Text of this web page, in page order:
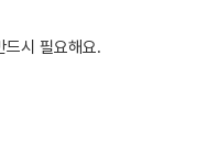
시 필요해요.